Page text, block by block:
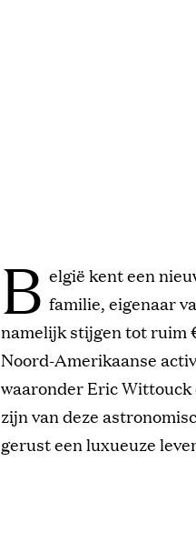
B elgië kent een
familie, eigenaar
namelijk stijgen tot ruim
Noord-Amerikaanse
waaronder Eric
zijn van deze
gerust een luxueuze